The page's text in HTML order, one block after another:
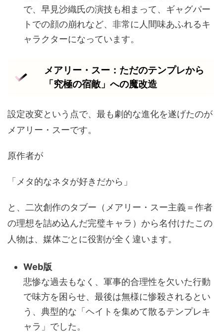
で、早見沙織氏の演技も相まって、ギャグパー
トでの顔の崩れなど、非常に人間味あふれるキ
ャラクターになっています。
メアリー・スー：ただのテンプレから
「究極の宿敵」への魔改造
設定改変という点で、最も劇的な進化を遂げたのが
メアリー・スーです。
原作者が
「メタ的なネタが好きだから」
と、二次創作のタブー（メアリー・スー主義＝作者
の理想を詰め込んだ完璧キャラ）から名付けたこの
人物は、媒体ごとに役割が全く違います。
Web版
悲惨な過去もなく、軍事的合理性を欠いた行動
で味方を困らせ、最後は無様に惨殺されるとい
う、典型的な「ヘイトを集めて散るテンプレキ
ャラ」でした。